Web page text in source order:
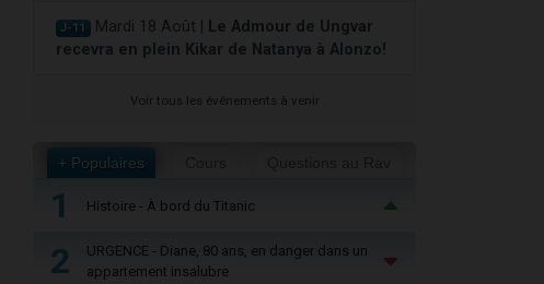
J-11 Mardi 18 Août |
Le Admour de Ungvar
recevra en plein Kikar de Natanya à Alonzo!
Voir tous les événements à venir
+ Populaires
1 Histoire - À bord du Titanic
2
URGENCE - Diane, 80 ans, en danger dans un
appartement insalubre